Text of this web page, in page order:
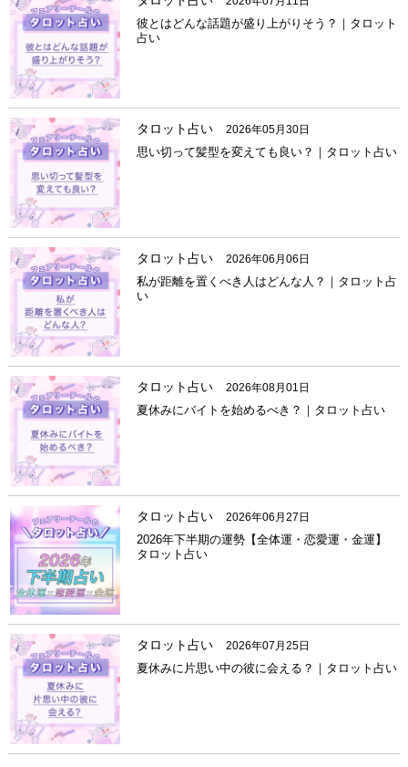
彼とはどんな話題が盛り上がりそう？｜タロット
占い
タロット占い 2026年05月30日
思い切って髪型を変えても良い？｜タロット占い
タロット占い 2026年06月06日
私が距離を置くべき人はどんな人？｜タロット占
い
タロット占い 2026年08月01日
夏休みにバイトを始めるべき？｜タロット占い
タロット占い 2026年06月27日
2026年下半期の運勢【全体運・恋愛運・金運】
タロット占い
タロット占い 2026年07月25日
夏休みに片思い中の彼に会える？｜タロット占い